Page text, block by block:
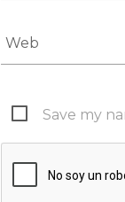
Save my